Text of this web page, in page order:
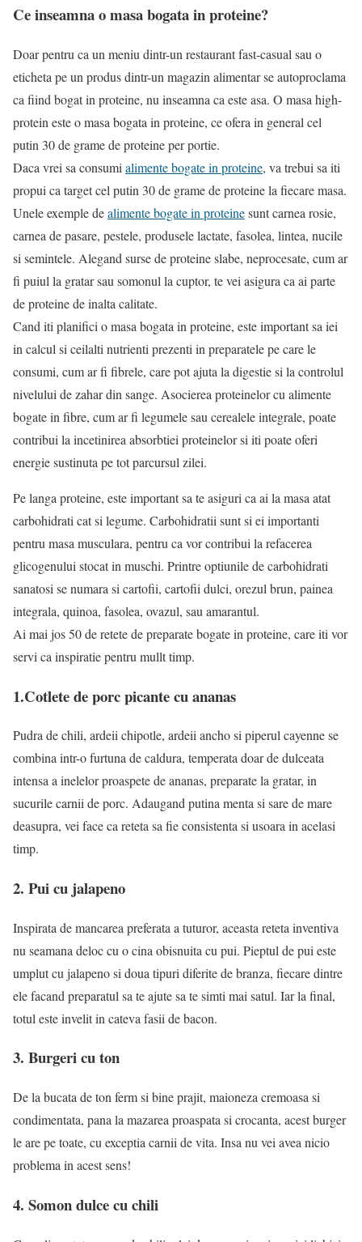
Ce inseamna o masa bogata in proteine?
Doar pentru ca un meniu dintr-un restaurant fast-casual sau o
eticheta pe un produs dintr-un magazin alimentar se autoproclama
ca fiind bogat in proteine, nu inseamna ca este asa. O masa high-
protein este o masa bogata in proteine, ce ofera in general cel
putin 30 de grame de proteine per portie.
Daca vrei sa consumi alimente bogate in proteine, va trebui sa iti
propui ca target cel putin 30 de grame de proteine la fiecare masa.
Unele exemple dealimente bogate in proteinesunt carnea rosie,
carnea de pasare, pestele, produsele lactate, fasolea, lintea, nucile
si semintele. Alegand surse de proteine slabe, neprocesate, cum ar
fi puiul la gratar sau somonul la cuptor, te vei asigura ca ai parte
de proteine de inalta calitate.
Cand iti planifici o masa bogata in proteine, este important sa iei
in calcul si ceilalti nutrienti prezenti in preparatele pe care le
consumi, cum ar fi fibrele, care pot ajuta la digestie si la controlul
nivelului de zahar din sange. Asocierea proteinelor cu alimente
bogate in fibre, cum ar fi legumele sau cerealele integrale, poate
contribui la incetinirea absorbtiei proteinelor si iti poate oferi
energie sustinuta pe tot parcursul zilei.
Pe langa proteine, este important sa te asiguri ca ai la masa atat
carbohidrati cat si legume. Carbohidratii sunt si ei importanti
pentru masa musculara, pentru ca vor contribui la refacerea
glicogenului stocat in muschi. Printre optiunile de carbohidrati
sanatosi se numara si cartofii, cartofii dulci, orezul brun, painea
integrala, quinoa, fasolea, ovazul, sau amarantul.
Ai mai jos 50 de retete de preparate bogate in proteine, care iti vor
servi ca inspiratie pentru mullt timp.
1.Cotlete de porc picante cu ananas
Pudra de chili, ardeii chipotle, ardeii ancho si piperul cayenne se
combina intr-o furtuna de caldura, temperata doar de dulceata
intensa a inelelor proaspete de ananas, preparate la gratar, in
sucurile carnii de porc. Adaugand putina menta si sare de mare
deasupra, vei face ca reteta sa fie consistenta si usoara in acelasi
timp.
2. Pui cu jalapeno
Inspirata de mancarea preferata a tuturor, aceasta reteta inventiva
nu seamana deloc cu o cina obisnuita cu pui. Pieptul de pui este
umplut cu jalapeno si doua tipuri diferite de branza, fiecare dintre
ele facand preparatul sa te ajute sa te simti mai satul. Iar la final,
totul este invelit in cateva fasii de bacon.
3. Burgeri cu ton
De la bucata de ton ferm si bine prajit, maioneza cremoasa si
condimentata, pana la mazarea proaspata si crocanta, acest burger
le are pe toate, cu exceptia carnii de vita. Insa nu vei avea nicio
problema in acest sens!
4. Somon dulce cu chili